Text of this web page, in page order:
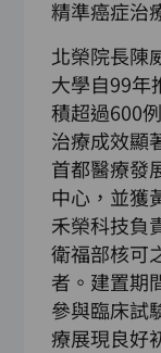
精準癌症治
北榮院長陳
大學自99年
積超過600
治療成效顯
首都醫療發
中心，並獲
禾榮科技負
衛福部核可
者。建置期
參與臨床試
療展現良好